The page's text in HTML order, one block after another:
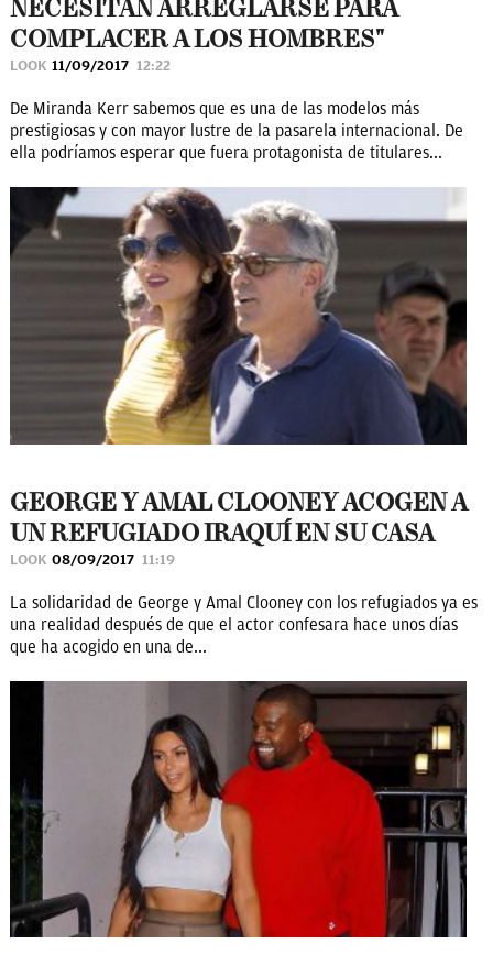
NECESITAN ARREGLARSE PARA
COMPLACER A LOS HOMBRES"
LOOK 11/09/2017 12:22
De Miranda Kerr sabemos que es una de las modelos más
prestigiosas y con mayor lustre de la pasarela internacional. De
ella podríamos esperar que fuera protagonista de titulares...
GEORGE Y AMAL CLOONEY ACOGEN A
UN REFUGIADO IRAQUÍ EN SU CASA
LOOK 08/09/2017 11:19
La solidaridad de George y Amal Clooney con los refugiados ya es
una realidad después de que el actor confesara hace unos días
que ha acogido en una de...